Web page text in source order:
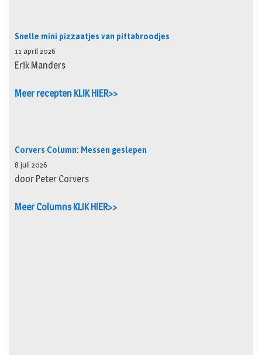
Snelle mini pizzaatjes van pittabroodjes
11 april 2026
Erik Manders
Meer recepten KLIK HIER>>
Corvers Column: Messen geslepen
8 juli 2026
door Peter Corvers
Meer Columns KLIK HIER>>